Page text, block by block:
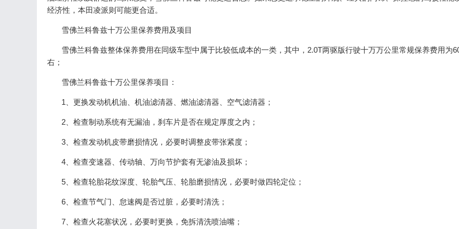
经济性，本田凌派则可能更合适。
雪佛兰科鲁兹十万公里保养费用及项目
雪佛兰科鲁兹整体保养费用在同级车型中属于比较低成本的一类，其中，2.0T两驱版行驶十万万公里常规保养费用为
右；
雪佛兰科鲁兹十万公里保养项目：
1、更换发动机机油、机油滤清器、燃油滤清器、空气滤清器；
2、检查制动系统有无漏油，刹车片是否在规定厚度之内；
3、检查发动机皮带磨损情况，必要时调整皮带张紧度；
4、检查变速器、传动轴、万向节护套有无渗油及损坏；
5、检查轮胎花纹深度、轮胎气压、轮胎磨损情况，必要时做四轮定位；
6、检查节气门、怠速阀是否过脏，必要时清洗；
7、检查火花塞状况，必要时更换，免拆清洗喷油嘴；